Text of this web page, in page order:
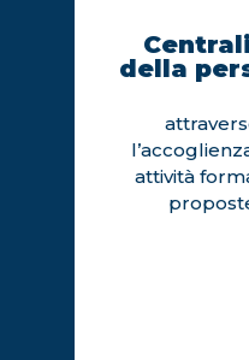
della
attività